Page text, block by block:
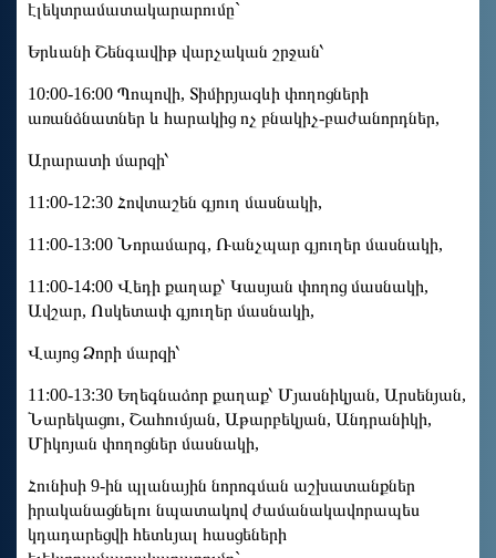
էլեկտրամատակարարումը`
Երևանի Շենգավիթ վարչական շրջան՝
10:00-16:00 Պոպովի, Տիմիրյազևի փողոցների
առանձնատներ և հարակից ոչ բնակիչ-բաժանորդներ,
Արարատի մարզի՝
11:00-12:30 Հովտաշեն գյուղ մասնակի,
11:00-13:00 Նորամարգ, Ռանչպար գյուղեր մասնակի,
11:00-14:00 Վեդի քաղաք՝ Կասյան փողոց մասնակի,
Ավշար, Ոսկետափ գյուղեր մասնակի,
Վայոց Ձորի մարզի՝
11:00-13:30 Եղեգնաձոր քաղաք՝ Մյասնիկյան, Արսենյան,
Նարեկացու, Շահումյան, Աթարբեկյան, Անդրանիկի,
Միկոյան փողոցներ մասնակի,
Հունիսի 9-ին պլանային նորոգման աշխատանքներ
իրականացնելու նպատակով ժամանակավորապես
կդադարեցվի հետևյալ հասցեների